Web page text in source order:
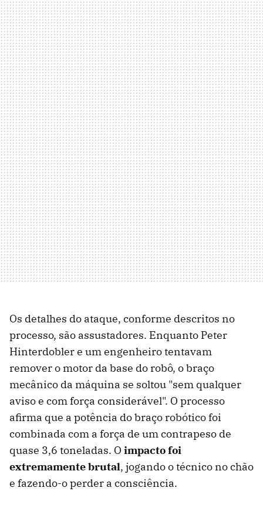
Os detalhes do ataque, conforme descritos no
processo, são assustadores. Enquanto Peter
Hinterdobler e um engenheiro tentavam
remover o motor da base do robô, o braço
mecânico da máquina se soltou "sem qualquer
aviso e com força considerável". O processo
afirma que a potência do braço robótico foi
combinada com a força de um contrapeso de
quase 3,6 toneladas. O impacto foi
extremamente brutal, jogando o técnico no chão
e fazendo-o perder a consciência.